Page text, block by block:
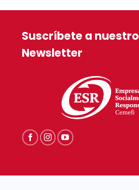
Suscríbete a nuestro
Newsletter